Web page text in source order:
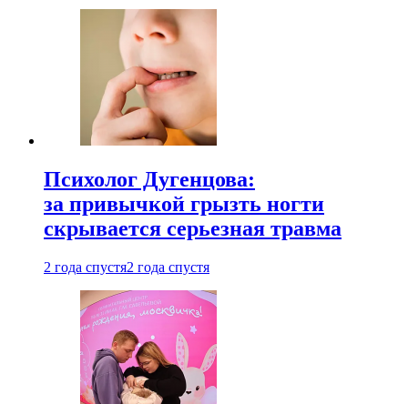
Психолог Дугенцова:
за привычкой грызть ногти
скрывается серьезная травма
2 года спустя2 года спустя